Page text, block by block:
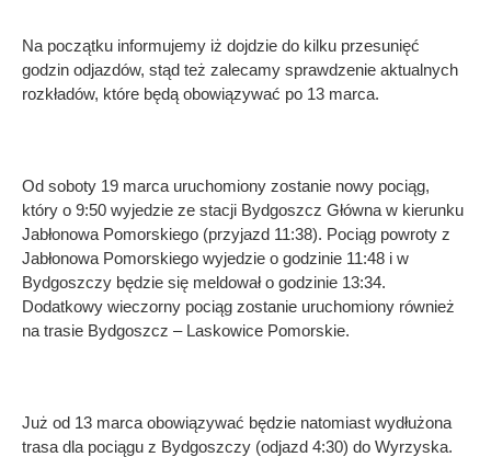
Na początku informujemy iż dojdzie do kilku przesunięć
godzin odjazdów, stąd też zalecamy sprawdzenie aktualnych
rozkładów, które będą obowiązywać po 13 marca.
Od soboty 19 marca uruchomiony zostanie nowy pociąg,
który o 9:50 wyjedzie ze stacji Bydgoszcz Główna w kierunku
Jabłonowa Pomorskiego (przyjazd 11:38). Pociąg powroty z
Jabłonowa Pomorskiego wyjedzie o godzinie 11:48 i w
Bydgoszczy będzie się meldował o godzinie 13:34.
Dodatkowy wieczorny pociąg zostanie uruchomiony również
na trasie Bydgoszcz – Laskowice Pomorskie.
Już od 13 marca obowiązywać będzie natomiast wydłużona
trasa dla pociągu z Bydgoszczy (odjazd 4:30) do Wyrzyska.